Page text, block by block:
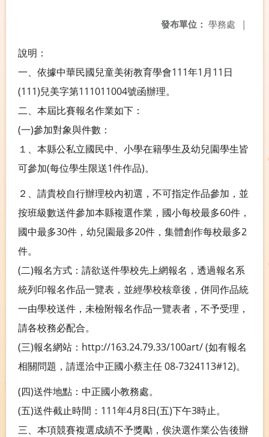
發布單位： 學務處 |
說明：
一、依據中華民國兒童美術教育學會111年1月11日
(111)兒美字第111011004號函辦理。
二、本屆比賽報名作業如下：
(一)參加對象與件數：
１、本縣公私立國民中、小學在籍學生及幼兒園學生皆
可參加(每位學生限送1件作品)。
２、請貴校自行辦理校內初選，不可指定作品參加，並
按班級數送件參加本縣複選作業，國小每校最多60件，
國中最多30件，幼兒園最多20件，集體創作每校最多2
件。
(二)報名方式：請欲送件學校先上網報名，透過報名系
統列印報名作品一覽表，並經學校核章後，併同作品統
一由學校送件，未檢附報名作品一覽表者，不予受理，
請各校務必配合。
(三)報名網站：http://163.24.79.33/100art/ (如有報名
相關問題，請逕洽中正國小蔡主任 08-7324113#12)。
(四)送件地點：中正國小教務處。
(五)送件截止時間：111年4月8日(五)下午3時止。
三、本項競賽複選成績不予獎勵，俟決選作業公告後辦